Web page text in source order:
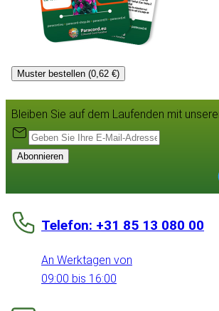
Muster bestellen (0,62 €)
Bleiben Sie auf dem Laufenden mit
Abonnieren
Telefon: +31 85 13 080 00
An Werktagen von
09:00 bis 16:00